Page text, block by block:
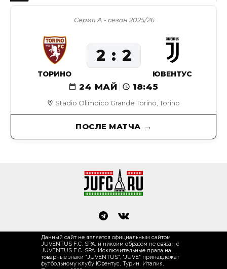
Stadio Olimpico Grande Torino, Torino
Серия А - сезон 2025/26
24 МАЙ 18:45
ТОРИНО
2 2
ЮВЕНТУС
ПОСЛЕ МАТЧА
Данный сайт не является официальным сайтом
JUVENTUS F.C. SPA, и никоим образом не связан с
JUVENTUS F.C. SPA. Исключительные права на
товарные знаки "JUVENTUS", "JUVE" принадлежат
футбольному клубу Ювентус, Турин, Италия.